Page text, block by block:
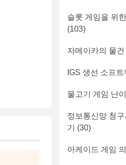
슬롯 게임을 위
(103)
자메이카의 물건
IGS 생선 소프트
물고기 게임 난
정보통신망 청
기
(30)
아케이드 게임